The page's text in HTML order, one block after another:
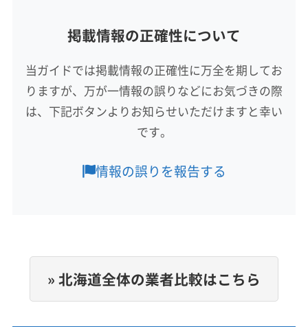
北海道釧路郡釧路町東陽西2-16-16 ワイズ2 102
対応地域
厚岸郡厚岸町 釧路市 根室市 帯広市
北見市
釧路郡釧路町
厚岸郡浜中町
8:00〜17:00
非公開
掲載情報の正確性について
当ガイドでは掲載情報の正確性に万全を期してお
りますが、万が一情報の誤りなどにお気づきの際
は、下記ボタンよりお知らせいただけますと幸い
です。
情報の誤りを報告する
» 北海道全体の業者比較はこちら